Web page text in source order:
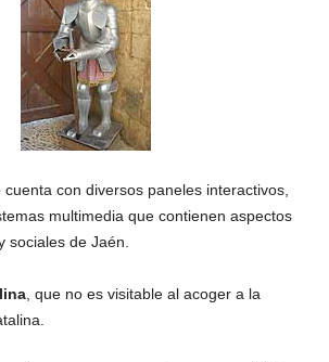
cuenta con diversos paneles interactivos,
multimedia que contienen aspectos
sociales de Jaén.
, que no es visitable al acoger a la